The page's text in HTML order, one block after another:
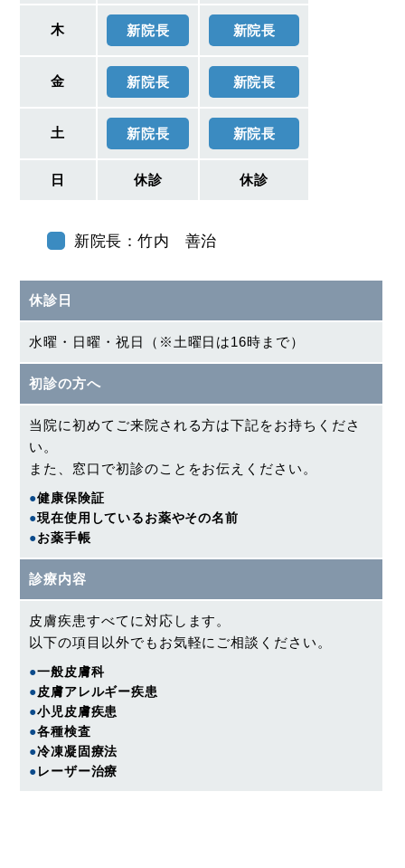
木 新院長 新院長
金 新院長 新院長
土 新院長 新院長
日 休診 休診
新院長：竹内 善治
休診日
水曜・日曜・祝日（※土曜日は16時まで）
初診の方へ
当院に初めてご来院される方は下記をお持ちくださ
い。
また、窓口で初診のことをお伝えください。
●健康保険証
●現在使用しているお薬やその名前
●お薬手帳
診療内容
皮膚疾患すべてに対応します。
以下の項目以外でもお気軽にご相談ください。
●一般皮膚科
● 皮膚アレルギー疾患
●小児皮膚疾患
●各種検査
●冷凍凝固療法
● レーザー治療